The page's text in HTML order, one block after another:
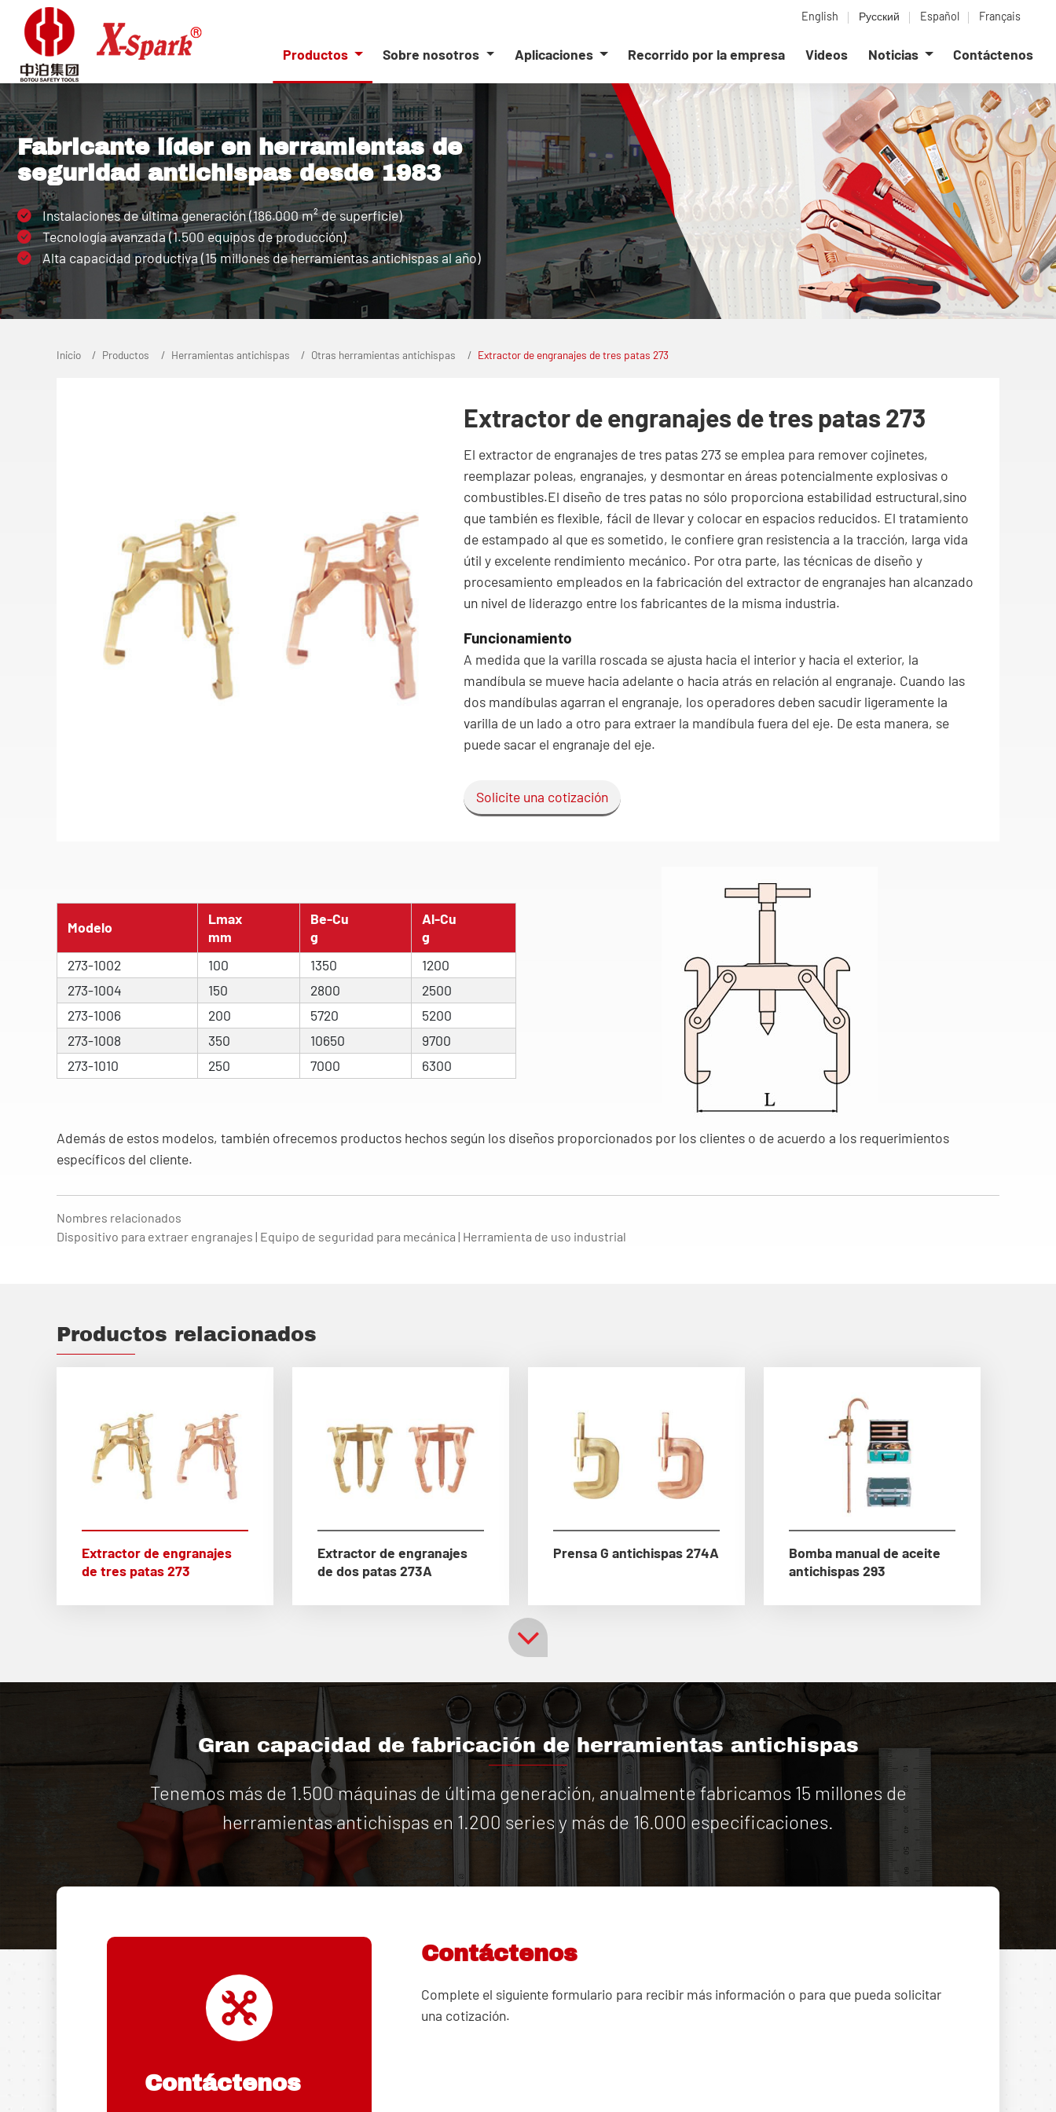
English Русский Español Français
Productos Sobre nosotros Aplicaciones Recorrido por la empresa Videos Noticias Contáctenos
Fabricante líder en herramientas de
seguridad antichispas desde 1983
Instalaciones de última generación (186.000 m² de superficie)
Tecnología avanzada (1.500 equipos de producción)
Alta capacidad productiva (15 millones de herramientas antichispas al año)
Inicio Productos Herramientas antichispas Otras herramientas antichispas Extractor de engranajes de tres patas 273
Extractor de engranajes de tres patas 273
El extractor de engranajes de tres patas 273 se emplea para remover cojinetes,
reemplazar poleas, engranajes, y desmontar en áreas potencialmente explosivas o
combustibles.El diseño de tres patas no sólo proporciona estabilidad estructural,sino
que también es flexible, fácil de llevar y colocar en espacios reducidos. El tratamiento
de estampado al que es sometido, le confiere gran resistencia a la tracción, larga vida
útil y excelente rendimiento mecánico. Por otra parte, las técnicas de diseño y
procesamiento empleados en la fabricación del extractor de engranajes han alcanzado
un nivel de liderazgo entre los fabricantes de la misma industria.
Funcionamiento
A medida que la varilla roscada se ajusta hacia el interior y hacia el exterior, la
mandíbula se mueve hacia adelante o hacia atrás en relación al engranaje. Cuando las
dos mandíbulas agarran el engranaje, los operadores deben sacudir ligeramente la
varilla de un lado a otro para extraer la mandíbula fuera del eje. De esta manera, se
puede sacar el engranaje del eje.
Solicite una cotización
Modelo
Lmax
mm
Be-Cu
g
Al-Cu
g
273-1002
100 1350
1200
273-1004
150 2800
2500
273-1006
200 5720
5200
273-1008
350 10650
9700
273-1010
250 7000 6300
Además de estos modelos, también ofrecemos productos hechos según los diseños proporcionados por los clientes o de acuerdo a los requerimientos
específicos del cliente.
Nombres relacionados
Dispositivo para extraer engranajes | Equipo de seguridad para mecánica | Herramienta de uso industrial
Productos relacionados
Extractor de engranajes
de tres patas 273
Extractor de engranajes
de dos patas 273A
Prensa G antichispas 274A
Bomba manual de aceite
antichispas 293
Gran capacidad de fabricación de herramientas antichispas
Tenemos más de 1.500 máquinas de última generación, anualmente fabricamos 15 millones de
herramientas antichispas en 1.200 series y más de 16.000 especificaciones.
Contáctenos
Contáctenos
Complete el siguiente formulario para recibir más información o para que pueda solicitar
una cotización.